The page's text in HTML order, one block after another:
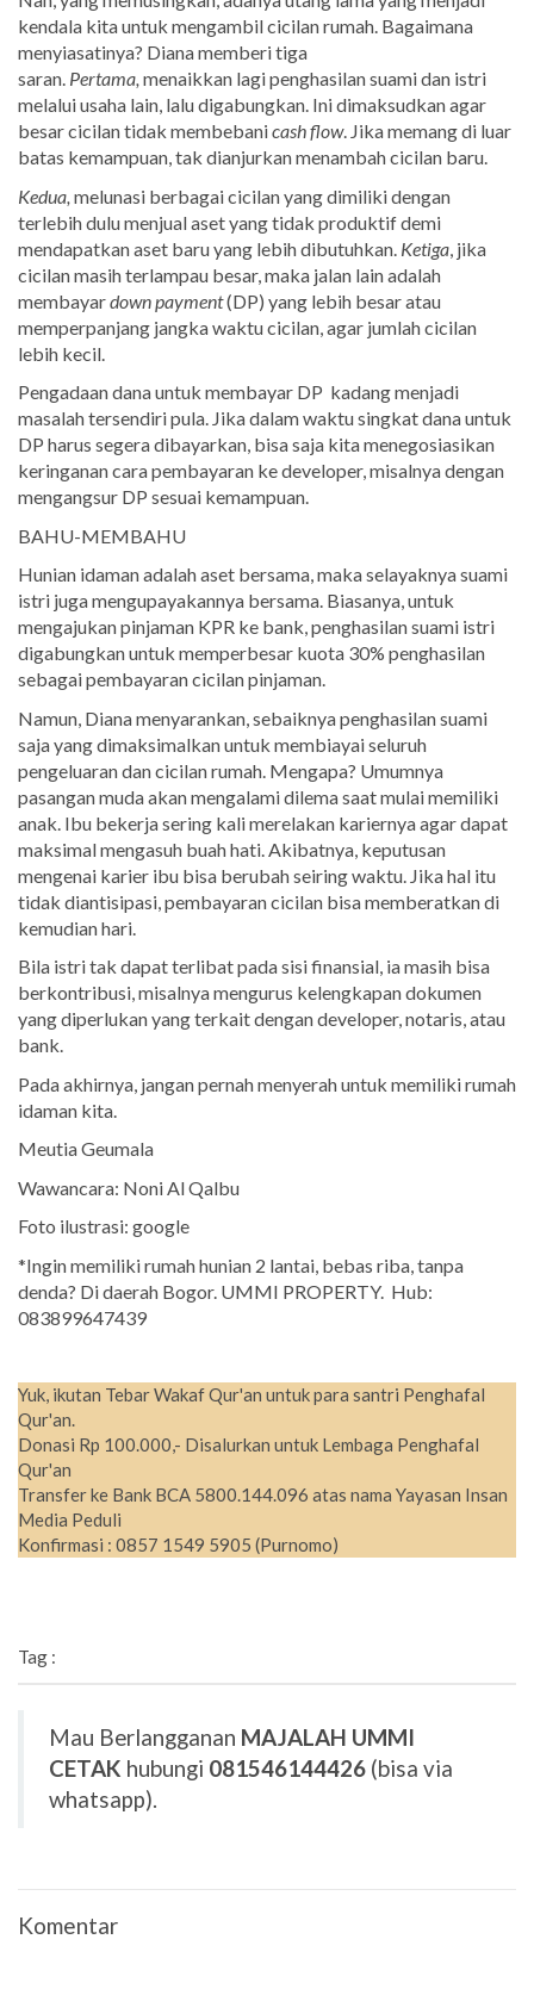
kendala kita untuk mengambil cicilan rumah. Bagaimana
menyiasatinya? Diana memberi tiga
saran. Pertama, menaikkan lagi penghasilan suami dan istri
melalui usaha lain, lalu digabungkan. Ini dimaksudkan agar
besar cicilan tidak membebanicash flow. Jika memang di luar
batas kemampuan, tak dianjurkan menambah cicilan baru.
Kedua, melunasi berbagai cicilan yang dimiliki dengan
terlebih dulu menjual aset yang tidak produktif demi
mendapatkan aset baru yang lebih dibutuhkan. Ketiga, jika
cicilan masih terlampau besar, maka jalan lain adalah
membayardown payment(DP) yang lebih besar atau
memperpanjang jangka waktu cicilan, agar jumlah cicilan
lebih kecil.
Pengadaan dana untuk membayar DP kadang menjadi
masalah tersendiri pula. Jika dalam waktu singkat dana untuk
DP harus segera dibayarkan, bisa saja kita menegosiasikan
keringanan cara pembayaran ke developer, misalnya dengan
mengangsur DP sesuai kemampuan.
BAHU-MEMBAHU
Hunian idaman adalah aset bersama, maka selayaknya suami
istri juga mengupayakannya bersama. Biasanya, untuk
mengajukan pinjaman KPR ke bank, penghasilan suami istri
digabungkan untuk memperbesar kuota 30% penghasilan
sebagai pembayaran cicilan pinjaman.
Namun, Diana menyarankan, sebaiknya penghasilan suami
saja yang dimaksimalkan untuk membiayai seluruh
pengeluaran dan cicilan rumah. Mengapa? Umumnya
pasangan muda akan mengalami dilema saat mulai memiliki
anak. Ibu bekerja sering kali merelakan kariernya agar dapat
maksimal mengasuh buah hati. Akibatnya, keputusan
mengenai karier ibu bisa berubah seiring waktu. Jika hal itu
tidak diantisipasi, pembayaran cicilan bisa memberatkan di
kemudian hari.
Bila istri tak dapat terlibat pada sisi finansial, ia masih bisa
berkontribusi, misalnya mengurus kelengkapan dokumen
yang diperlukan yang terkait dengan developer, notaris, atau
bank.
Pada akhirnya, jangan pernah menyerah untuk memiliki rumah
idaman kita.
Meutia Geumala
Wawancara: Noni Al Qalbu
Foto ilustrasi: google
*Ingin memiliki rumah hunian 2 lantai, bebas riba, tanpa
denda? Di daerah Bogor. UMMI PROPERTY. Hub:
083899647439
Yuk, ikutan Tebar Wakaf Qur'an untuk para santri Penghafal
Qur'an.
Donasi Rp 100.000,- Disalurkan untuk Lembaga Penghafal
Qur'an
Transfer ke Bank BCA 5800.144.096 atas nama Yayasan Insan
Media Peduli
Konfirmasi : 0857 1549 5905 (Purnomo)
Tag :
Mau Berlangganan MAJALAH UMMI
CETAK hubungi 081546144426 (bisa via
whatsapp).
Komentar